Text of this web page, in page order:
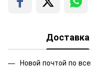
Доставка
Новой почтой по